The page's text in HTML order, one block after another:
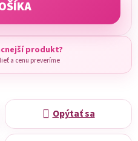
produkt?
a cenu preveríme
Opýtať sa